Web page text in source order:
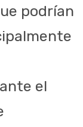
podrían
el